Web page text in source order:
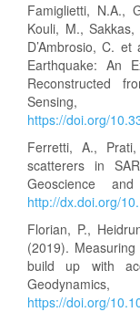
Famiglietti, N.A.,
Kouli, M.,
D’Ambrosio, C.
Earthquake: An
Reconstructed
https://doi.org/
Ferretti, A.,
scatterers in
Geoscience
http://dx.doi.org/
Florian, P.,
(2019).
build up with
https://doi.org/